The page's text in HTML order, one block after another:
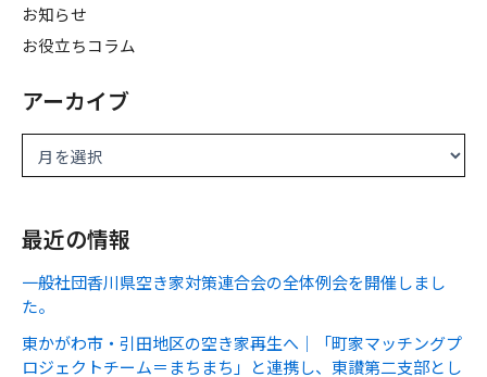
お知らせ
お役立ちコラム
アーカイブ
最近の情報
一般社団香川県空き家対策連合会の全体例会を開催しまし
た。
東かがわ市・引田地区の空き家再生へ｜「町家マッチングプ
ロジェクトチーム＝まちまち」と連携し、東讃第二支部とし